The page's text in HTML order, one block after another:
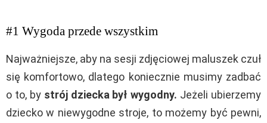
#1 Wygoda przede wszystkim
Najważniejsze, aby na sesji zdjęciowej maluszek czuł
się komfortowo, dlatego koniecznie musimy zadbać
o to, by strój dziecka był wygodny. Jeżeli ubierzemy
dziecko w niewygodne stroje, to możemy być pewni,